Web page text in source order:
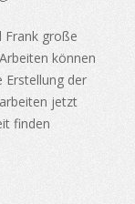
Frank große
können
Erstellung der
jetzt
finden